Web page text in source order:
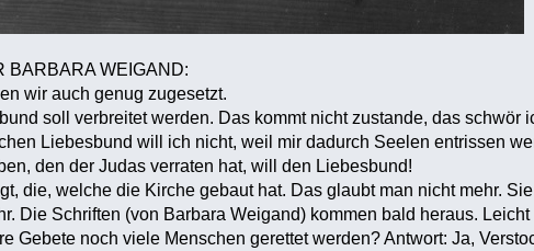
BARBARA WEIGAND:
wir auch genug zugesetzt.
soll verbreitet werden. Das kommt nicht zustande, das schwör
Liebesbund will ich nicht, weil mir dadurch Seelen entrissen
den der Judas verraten hat, will den Liebesbund!
die, welche die Kirche gebaut hat. Das glaubt man nicht mehr.
Die Schriften (von Barbara Weigand) kommen bald heraus.
Gebete noch viele Menschen gerettet werden? Antwort: Ja,